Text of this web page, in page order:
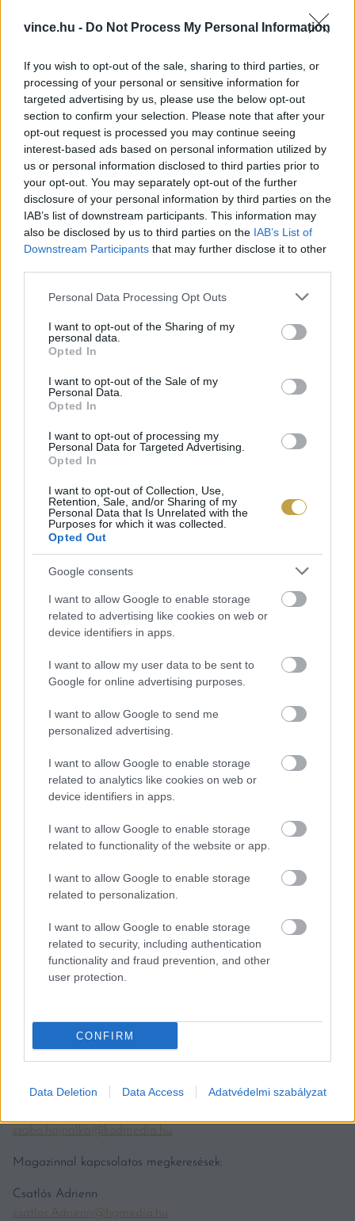
vince.hu - Do Not Process My Personal Information
If you wish to opt-out of the sale, sharing to third parties, or
processing of your personal or sensitive information for
targeted advertising by us, please use the below opt-out
section to confirm your selection. Please note that after your
opt-out request is processed you may continue seeing
interest-based ads based on personal information utilized by
us or personal information disclosed to third parties prior to
your opt-out. You may separately opt-out of the further
disclosure of your personal information by third parties on the
IAB’s list of downstream participants. This information may
also be disclosed by us to third parties on the IAB’s List of
Downstream Participants that may further disclose it to other
Please note that this website/app uses one or more Google
not limited to your visit or usage behaviour. You may click to
grant or deny consent to Google and its third-party tags to
use your data for below specified purposes in below Google
consent section.
Personal Data Processing Opt Outs
I want to opt-out of the Sharing of my
personal data.
Opted In
I want to opt-out of the Sale of my
Personal Data.
Opted In
I want to opt-out of processing my
Personal Data for Targeted Advertising.
Opted In
I want to opt-out of Collection, Use,
Retention, Sale, and/or Sharing of my
Personal Data that Is Unrelated with the
Purposes for which it was collected.
Opted Out
Google consents
I want to allow Google to enable storage
related to advertising like cookies on web or
device identifiers in apps.
I want to allow my user data to be sent to
Google for online advertising purposes.
I want to allow Google to send me
personalized advertising.
I want to allow Google to enable storage
related to analytics like cookies on web or
device identifiers in apps.
I want to allow Google to enable storage
related to functionality of the website or app.
I want to allow Google to enable storage
related to personalization.
I want to allow Google to enable storage
related to security, including authentication
functionality and fraud prevention, and other
user protection.
CONFIRM
Data Deletion Data Access Adatvédelmi szabályzat
CSILLAGOK
augusztus 27.
augusztus 27. - 18:00-20:00
VINCE BORMŰHELY: BOR- ÉS SAJTKÓSTOLÓ
CSERNUS KÁROLLYAL
szeptember 3.
szeptember 3. - 18:00-20:00
VINCE BORMŰHELY: VÖRÖSBOR ÚJ
DIMENZIÓBAN – SAZÜ PREMIER BORKÓSTOLÓ!
View Calendar
There were no results found.
ÁLTALÁNOS INFORMÁCIÓ
Általános Szerződési Feltételek
Profilom
SZOLGÁLTATÁSAINK
Borcsomagjaink
KAPCSOLAT
Vince Klubbal kapcsolatos kérdések:
Szabó Hajnalka
szabo.hajnalka@kodmedia.hu
Magazinnal kapcsolatos megkeresések:
Csatlós Adrienn
csatlos.Adrienn@hgmedia.hu